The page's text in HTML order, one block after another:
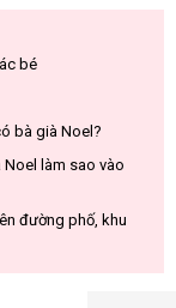
bé
bà già Noel?
làm sao vào
đường phố, khu